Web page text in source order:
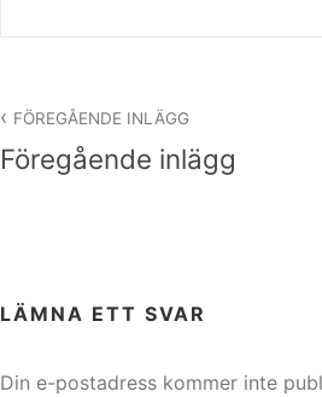
FÖREGÅENDE INLÄGG
Föregående inlägg
LÄMNA ETT SVAR
Din e-postadress kommer inte